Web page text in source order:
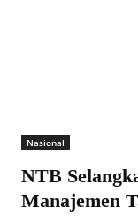
Nasional
NTB
Manajemen